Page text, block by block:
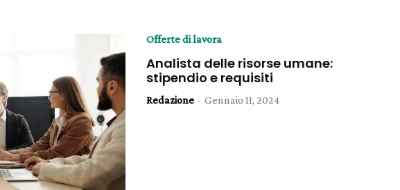
Offerte di lavora
Analista delle risorse umane:
stipendio e requisiti
Redazione - Gennaio 11, 2024